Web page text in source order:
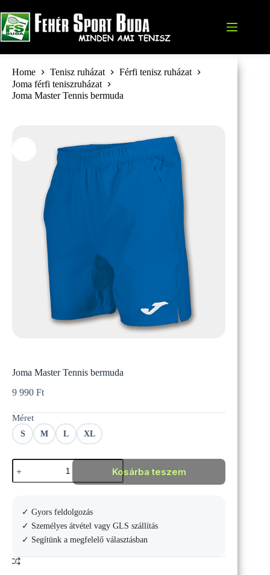
to
content
Home Tenisz ruházat
Férfi tenisz ruházat
Joma férfi teniszruházat
Joma Master Tennis bermuda
Joma Master Tennis bermuda
9 990 Ft
Méret
S M L XL
Joma
Master
Tennis
Kosárba teszem
✓ Gyors feldolgozás
✓ Személyes átvétel vagy GLS szállítás
✓ Segítünk a megfelelő választásban